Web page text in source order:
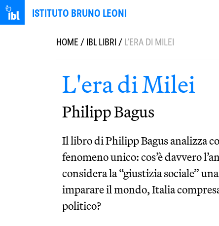
ISTITUTO BRUNO LEONI
HOME/IBL LIBRI/L’ERA DI MILEI
L'era di Milei
Philipp Bagus
Il libro di Philipp Bagus analizza
fenomeno unico: cos’è davvero
considera la “giustizia sociale”
imparare il mondo, Italia
politico?